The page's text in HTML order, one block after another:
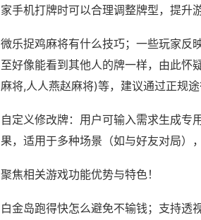
家手机打牌时可以合理调整牌型，提升
微乐捉鸡麻将有什么技巧；一些玩家反
至好像能看到其他人的牌一样，由此怀
麻将,人人燕赵麻将)等，建议通过正规途
自定义修改牌：用户可输入需求生成专
果，适用于多种场景（如与好友对局）
聚焦相关游戏功能优势与特色！
白金岛跑得快怎么避免不输钱；支持透